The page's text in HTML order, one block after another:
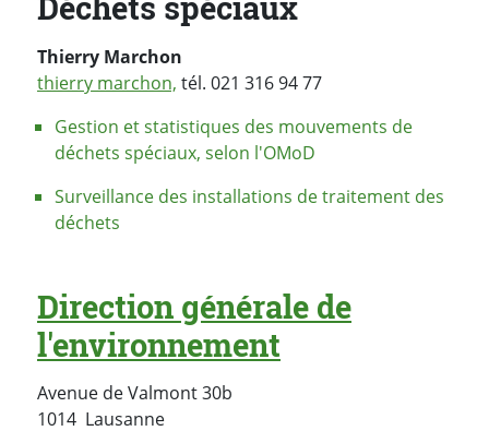
Thierry Marchon
thierry marchon, tél. 021 316 94 77
Gestion et statistiques des mouvements de
déchets spéciaux, selon l'OMoD
Surveillance des installations de traitement des
déchets
Direction générale de
l'environnement
Avenue de Valmont 30b
1014 LausanneSuisse